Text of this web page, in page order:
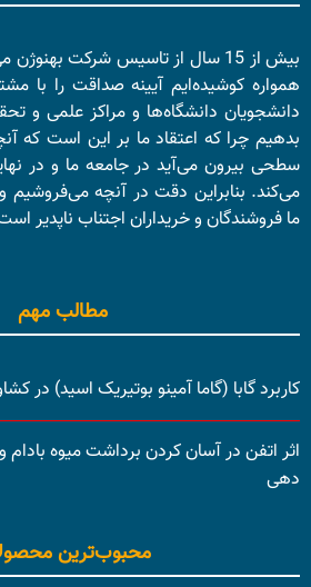
بیش از 15 سال از تاسیس شرکت
همواره کوشیده‌ایم آیینه صداقت را با
دانشجویان دانشگاه‌ها و مراکز علمی و
بدهیم چرا که اعتقاد ما بر این است که
سطحی بیرون می‌آید در جامعه ما و در
می‌کند. بنابراین دقت در آنچه
ما فروشندگان و خریداران اجتناب ناپدیر
مطالب مهم
کاربرد گابا (گاما آمینو بوتیریک اسید) در
اثر اتفن در آسان کردن برداشت میوه بادام
دهی
محبوب‌ترین